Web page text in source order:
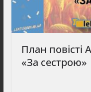
План повісті
«За сестрою»